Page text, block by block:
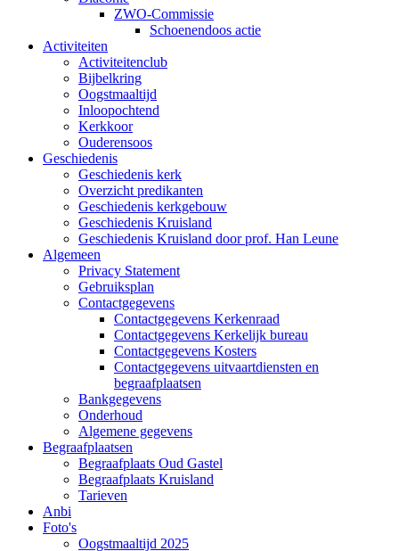
ZWO-Commissie
Schoenendoos actie
Activiteiten
Activiteitenclub
Bijbelkring
Oogstmaaltijd
Inloopochtend
Kerkkoor
Ouderensoos
Geschiedenis
Geschiedenis kerk
Overzicht predikanten
Geschiedenis kerkgebouw
Geschiedenis Kruisland
Geschiedenis Kruisland door prof. Han Leune
Algemeen
Privacy Statement
Gebruiksplan
Contactgegevens
Contactgegevens Kerkenraad
Contactgegevens Kerkelijk bureau
Contactgegevens Kosters
Contactgegevens uitvaartdiensten en
begraafplaatsen
Bankgegevens
Onderhoud
Algemene gegevens
Begraafplaatsen
Begraafplaats Oud Gastel
Begraafplaats Kruisland
Tarieven
Anbi
Foto's
Oogstmaaltijd 2025